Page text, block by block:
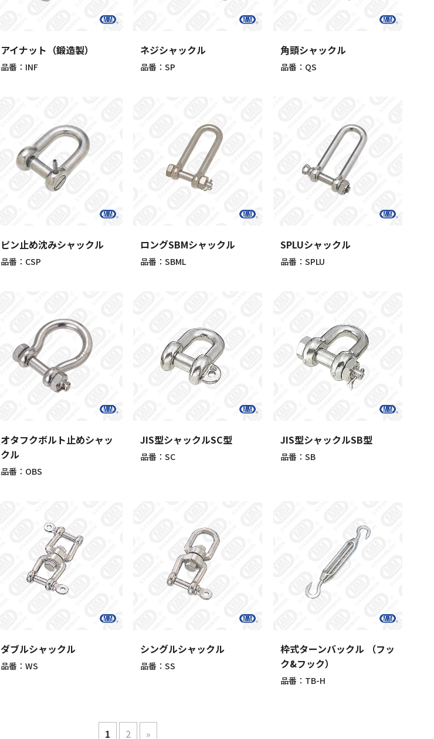
アイナット（鍛造製）
品番：INF
ネジシャックル
品番：SP
角頭シャックル
品番：QS
ピン止め沈みシャックル
品番：CSP
ロングSBMシャックル
品番：SBML
SPLUシャックル
品番：SPLU
オタフクボルト止めシャッ
クル
品番：OBS
JIS型シャックルSC型
品番：SC
JIS型シャックルSB型
品番：SB
ダブルシャックル
品番：WS
シングルシャックル
品番：SS
枠式ターンバックル （フッ
ク&フック）
品番：TB-H
1 2 »